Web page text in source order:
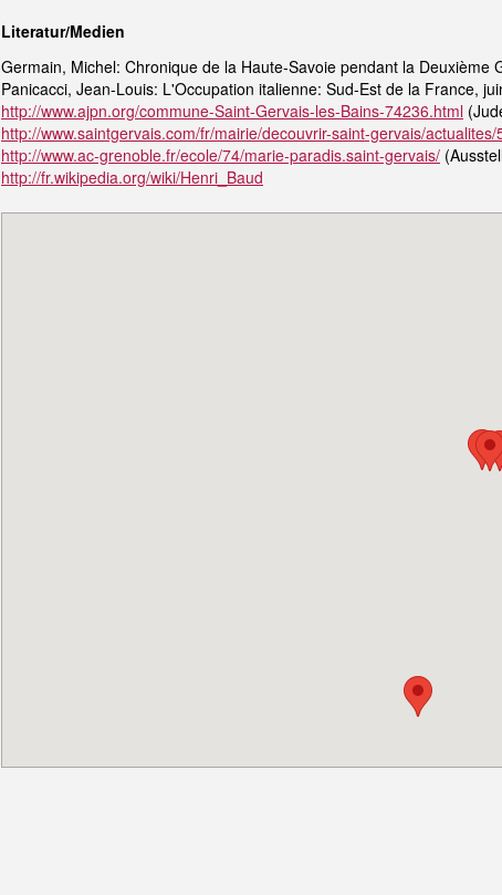
Literatur/Medien
Germain, Michel: Chronique de la Haute-Savoie pendant la Deuxième
Panicacci, Jean-Louis: L'Occupation italienne: Sud-Est de la France,
http://www.ajpn.org/commune-Saint-Gervais-les-Bains-74236.html
http://www.saintgervais.com/fr/mairie/decouvrir-saint-gervais/
http://www.ac-grenoble.fr/ecole/74/marie-paradis.saint-gervais/
http://fr.wikipedia.org/wiki/Henri_Baud